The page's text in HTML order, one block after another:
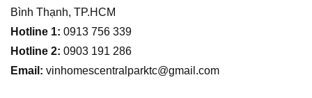
Bình Thạnh, TP.HCM
Hotline 1: 0913 756 339
Hotline 2: 0903 191 286
Email: vinhomescentralparktc@gmail.com